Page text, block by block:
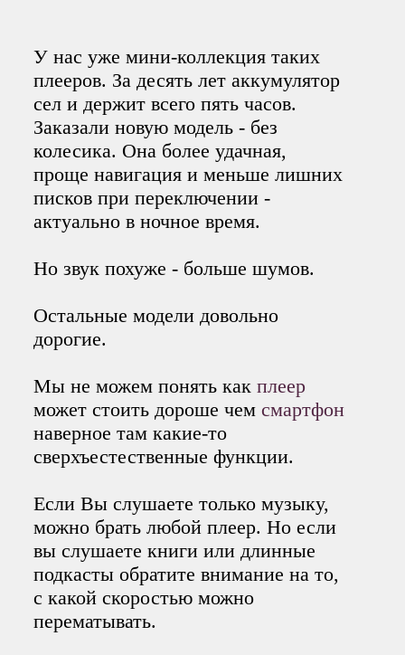
У нас уже мини-коллекция таких
плееров. За десять лет аккумулятор
сел и держит всего пять часов.
Заказали новую модель - без
колесика. Она более удачная,
проще навигация и меньше лишних
писков при переключении -
актуально в ночное время.
Но звук похуже - больше шумов.
Остальные модели довольно
дорогие.
Мы не можем понять какплеер
может стоить дороше чемсмартфон
наверное там какие-то
сверхъестественные функции.
Если Вы слушаете только музыку,
можно брать любой плеер. Но если
вы слушаете книги или длинные
подкасты обратите внимание на то,
с какой скоростью можно
перематывать.